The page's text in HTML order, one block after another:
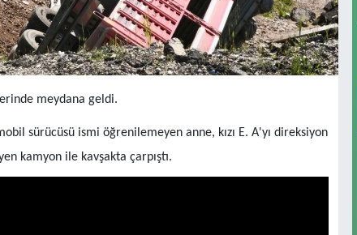
meydana geldi.
sürücüsü ismi öğrenilemeyen anne, kızı E. A'yı direksiyon
kamyon ile kavşakta çarpıştı.